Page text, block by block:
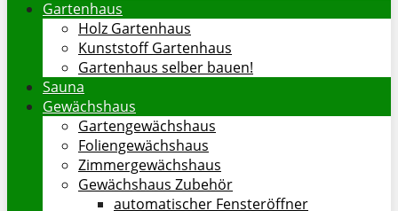
Gartenhaus
Holz Gartenhaus
Kunststoff Gartenhaus
Gartenhaus selber bauen!
Sauna
Gewächshaus
Gartengewächshaus
Foliengewächshaus
Zimmergewächshaus
Gewächshaus Zubehör
automatischer Fensteröffner